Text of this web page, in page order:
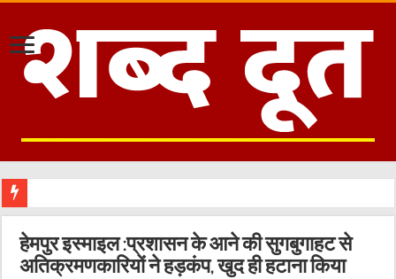
हेमपुर इस्माइल :प्रशासन के आने की सुगबुगाहट से
अतिक्रमणकारियों ने हड़कंप, खुद ही हटाना किया